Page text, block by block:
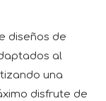
diseños de
al
una
disfrute de